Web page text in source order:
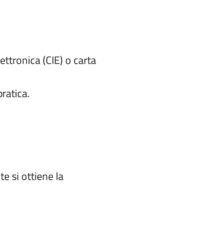
(CIE) o carta
si ottiene la